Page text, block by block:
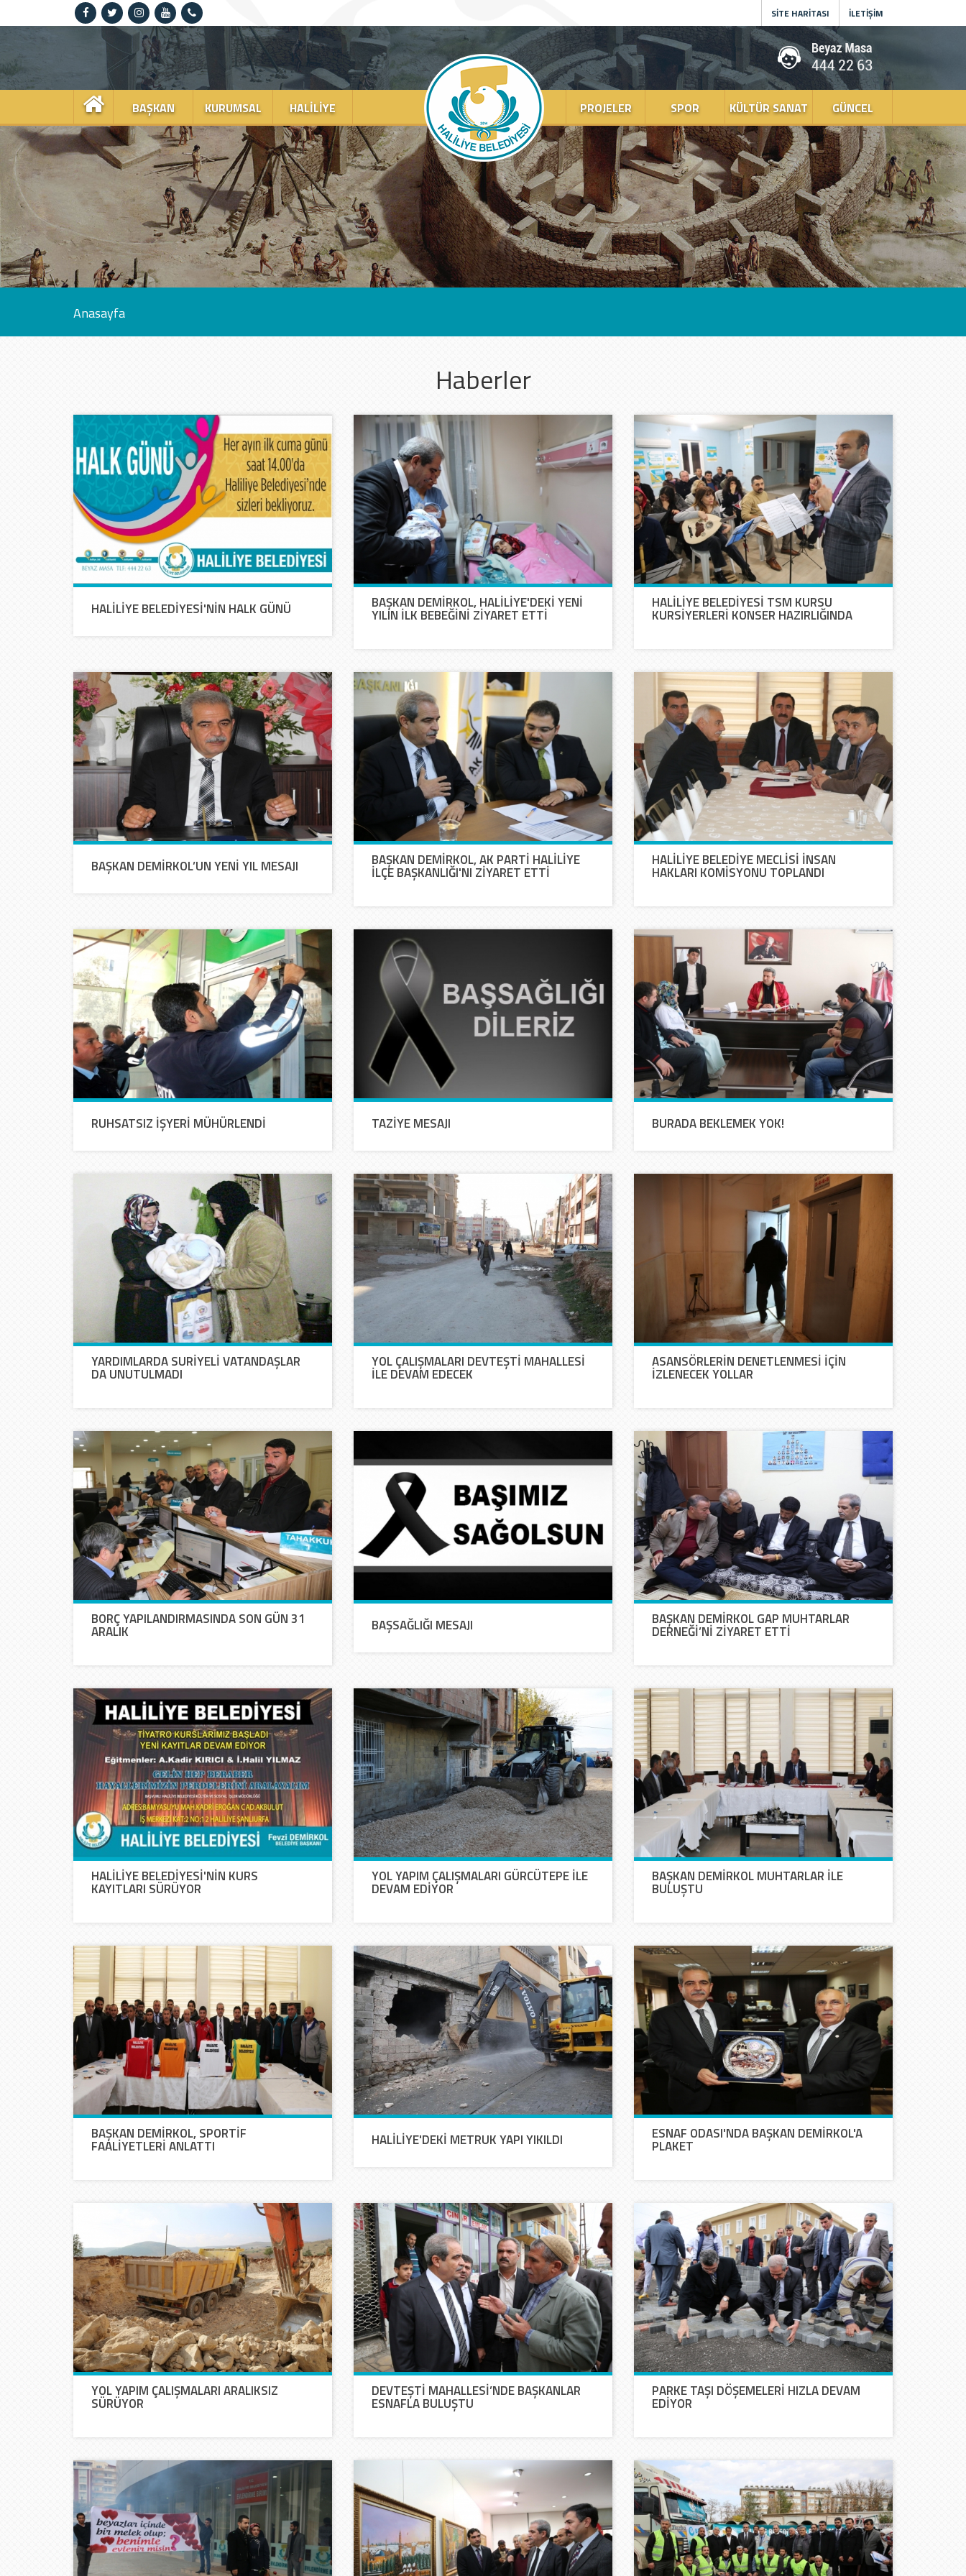
SİTE HARİTASI İLETİŞİM
BAŞKAN KURUMSAL HALILIYE PROJELER SPOR KÜLTÜR SANAT GÜNCEL
Anasayfa
Haberler
HALİLİYE BELEDİYESİ'NİN HALK GÜNÜ BAŞKAN DEMİRKOL, HALİLİYE'DEKİ YENİ
YILIN İLK BEBEĞİNİ ZİYARET ETTİ
HALİLİYE BELEDİYESİ TSM KURSU
KURSİYERLERİ KONSER HAZIRLIĞINDA
BAŞKAN DEMİRKOL’UN YENİ YIL MESAJI BAŞKAN DEMİRKOL, AK PARTİ HALİLİYE
İLÇE BAŞKANLIĞI'NI ZİYARET ETTİ
HALİLİYE BELEDİYE MECLİSİ İNSAN
HAKLARI KOMİSYONU TOPLANDI
RUHSATSIZ İŞYERİ MÜHÜRLENDİ TAZİYE MESAJI BURADA BEKLEMEK YOK!
YARDIMLARDA SURİYELİ VATANDAŞLAR
DA UNUTULMADI
YOL ÇALIŞMALARI DEVTEŞTİ MAHALLESİ
İLE DEVAM EDECEK
ASANSÖRLERİN DENETLENMESİ İÇİN
İZLENECEK YOLLAR
BORÇ YAPILANDIRMASINDA SON GÜN 31
ARALIK BAŞSAĞLIĞI MESAJI BAŞKAN DEMİRKOL GAP MUHTARLAR
DERNEĞİ’Nİ ZİYARET ETTİ
HALİLİYE BELEDİYESİ'NİN KURS
KAYITLARI SÜRÜYOR
YOL YAPIM ÇALIŞMALARI GÜRCÜTEPE İLE
DEVAM EDİYOR
BAŞKAN DEMİRKOL MUHTARLAR İLE
BULUŞTU
BAŞKAN DEMİRKOL, SPORTİF
FAALİYETLERİ ANLATTI HALİLİYE'DEKİ METRUK YAPI YIKILDI ESNAF ODASI'NDA BAŞKAN DEMİRKOL'A
PLAKET
YOL YAPIM ÇALIŞMALARI ARALIKSIZ
SÜRÜYOR
DEVTEŞTİ MAHALLESİ’NDE BAŞKANLAR
ESNAFLA BULUŞTU
PARKE TAŞI DÖŞEMELERİ HIZLA DEVAM
EDİYOR
Kurumsal
Haliliye
Projeler
Spor
Kültür
Sanat
Güncel